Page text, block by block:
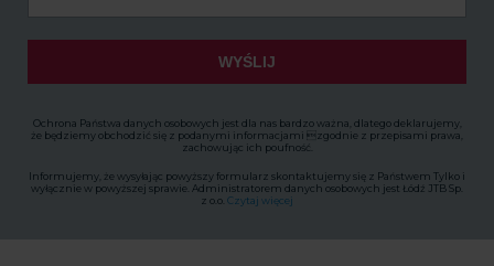
WYŚLIJ
Ochrona Państwa danych osobowych jest dla nas bardzo ważna, dlatego deklarujemy,
że będziemy obchodzić się z podanymi informacjami zgodnie z przepisami prawa,
zachowując ich poufność.
Informujemy, że wysyłając powyższy formularz skontaktujemy się z Państwem Tylko i
wyłącznie w powyższej sprawie. Administratorem danych osobowych jest Łódź JTB Sp.
z o.o. Czytaj więcej